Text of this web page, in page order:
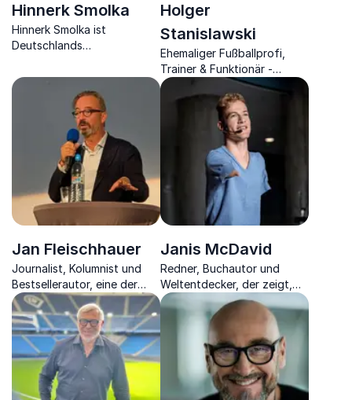
Hinnerk Smolka
Hinnerk Smolka ist
Deutschlands
und Speaker für
nachhaltigen
Teamzusammenhalt und
Führungserfolg unter Druck.
Holger
Stanislawski
Ehemaliger Fußballprofi,
Trainer & Funktionär -
heutiger Unternehmer teilt
Einblicke aus Sport und
Business für nachhaltigen
Jan Fleischhauer
Journalist, Kolumnist und
Bestsellerautor, eine der
bekanntesten Stimmen
Deutschlands.
Janis McDavid
Redner, Buchautor und
Weltentdecker, der zeigt,
wie man über sich
hinauswächst und
Unmögliches möglich macht.